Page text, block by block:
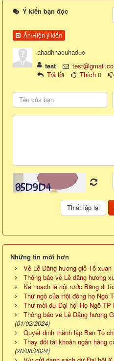
Ý kiến bạn đọc
Ẩn/Hiện ý kiến
ahadhnaouhaduo
test
Trả lời Thích 0
Những tin mới hơn
Về Lễ Dâng hương giỗ Tổ xuân
Thông báo về Lễ dâng hương
Kế hoạch lễ hội rước Bằng di
Thư ngỏ của Hội đồng họ Ngô
Thư mời dự Đại hội Họ Ngô TP
Thông báo về Lễ Dâng hương
(01/02/2024)
Quyết định thành lập Ban Tổ
Thay đổi tài khoản ngân hàng
(20/08/2024)